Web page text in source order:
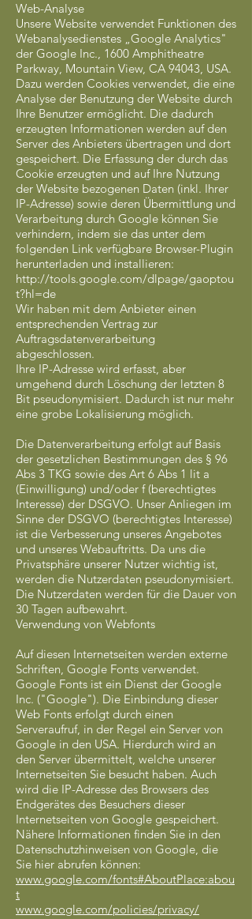
Web-Analyse
Unsere Website verwendet Funktionen des
Webanalysedienstes „Google Analytics"
der Google Inc., 1600 Amphitheatre
Parkway, Mountain View, CA 94043, USA.
Dazu werden Cookies verwendet, die eine
Analyse der Benutzung der Website durch
Ihre Benutzer ermöglicht. Die dadurch
erzeugten Informationen werden auf den
Server des Anbieters übertragen und dort
gespeichert. Die Erfassung der durch das
Cookie erzeugten und auf Ihre Nutzung
der Website bezogenen Daten (inkl. Ihrer
IP-Adresse) sowie deren Übermittlung und
Verarbeitung durch Google können Sie
verhindern, indem sie das unter dem
folgenden Link verfügbare Browser-Plugin
herunterladen und installieren:
http://tools.google.com/dlpage/gaoptou
t?hl=de
Wir haben mit dem Anbieter einen
entsprechenden Vertrag zur
Auftragsdatenverarbeitung
abgeschlossen.
Ihre IP-Adresse wird erfasst, aber
umgehend durch Löschung der letzten 8
Bit pseudonymisiert. Dadurch ist nur mehr
eine grobe Lokalisierung möglich.
Die Datenverarbeitung erfolgt auf Basis
der gesetzlichen Bestimmungen des § 96
Abs 3 TKG sowie des Art 6 Abs 1 lit a
(Einwilligung) und/oder f (berechtigtes
Interesse) der DSGVO. Unser Anliegen im
Sinne der DSGVO (berechtigtes Interesse)
ist die Verbesserung unseres Angebotes
und unseres Webauftritts. Da uns die
Privatsphäre unserer Nutzer wichtig ist,
werden die Nutzerdaten pseudonymisiert.
Die Nutzerdaten werden für die Dauer von
30 Tagen aufbewahrt.
Verwendung von Webfonts
Auf diesen Internetseiten werden externe
Schriften, Google Fonts verwendet.
Google Fonts ist ein Dienst der Google
Inc. ("Google"). Die Einbindung dieser
Web Fonts erfolgt durch einen
Serveraufruf, in der Regel ein Server von
Google in den USA. Hierdurch wird an
den Server übermittelt, welche unserer
Internetseiten Sie besucht haben. Auch
wird die IP-Adresse des Browsers des
Endgerätes des Besuchers dieser
Internetseiten von Google gespeichert.
Nähere Informationen finden Sie in den
Datenschutzhinweisen von Google, die
Sie hier abrufen können:
www.google.com/fonts#AboutPlace:abou
t
www.google.com/policies/privacy/